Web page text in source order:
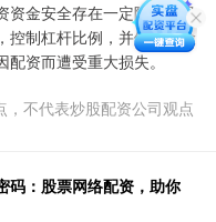
资金安全存在一定隐患，投
控制杠杆比例，并做好风险
资而遭受重大损失。
，不代表炒股配资公司观点
码：股票网络配资，助你